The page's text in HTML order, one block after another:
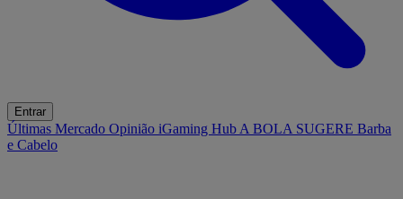
Entrar
Últimas Mercado Opinião iGaming Hub A BOLA SUGERE Barba
e Cabelo